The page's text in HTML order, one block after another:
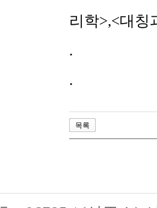
리학>,<대칭
.
.
목록